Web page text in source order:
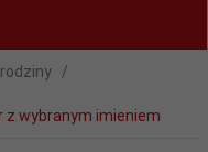
z wybranym imieniem